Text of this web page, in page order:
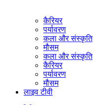
कैरियर
पर्यावरण
कला और संस्कृति
मौसम
कला और संस्कृति
कैरियर
पर्यावरण
मौसम
लाइव टीवी